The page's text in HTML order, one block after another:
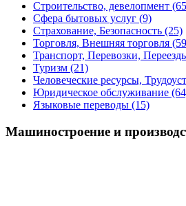
Строительство, девелопмент
Сфера бытовых услуг (9)
Страхование, Безопасность (25)
Торговля, Внешняя торговля
Транспорт, Перевозки,
Туризм (21)
Человеческие ресурсы,
Юридическое обслуживание
Языковые переводы (15)
Машиностроение и